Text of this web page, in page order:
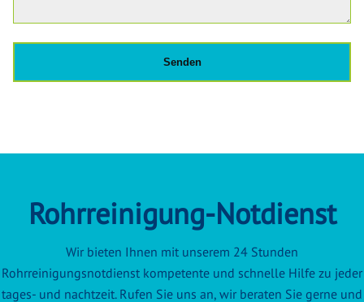
Rohrreinigung-Notdienst
Wir bieten Ihnen mit unserem 24 Stunden
Rohrreinigungsnotdienst kompetente und schnelle Hilfe zu jeder
tages- und nachtzeit. Rufen Sie uns an, wir beraten Sie gerne und